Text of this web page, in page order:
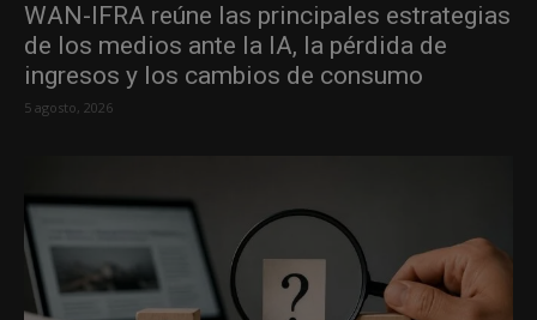
WAN-IFRA reúne las principales estrategias
de los medios ante la IA, la pérdida de
ingresos y los cambios de consumo
5 agosto, 2026